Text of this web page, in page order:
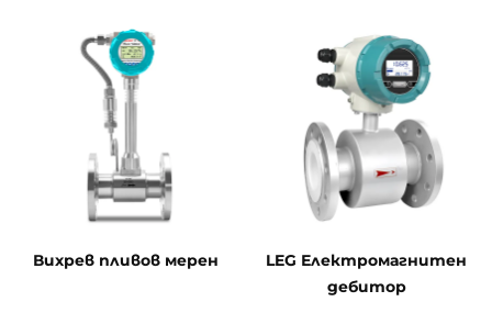
Вихрев пливов мерен
LEG Електромагнитен
дебитор